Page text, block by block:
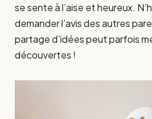
se sente à l’aise et heureux.
demander l’avis des autres
partage d’idées peut parfois
découvertes !